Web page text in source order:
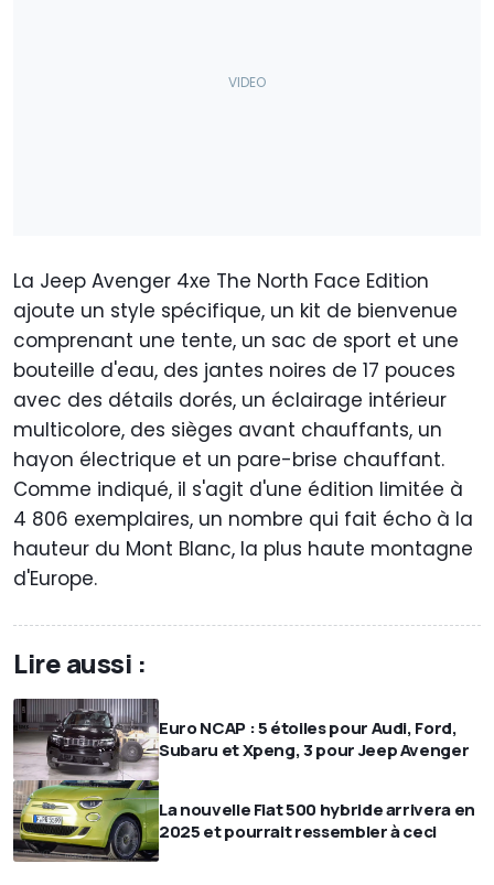
La Jeep Avenger 4xe The North Face Edition
ajoute un style spécifique, un kit de bienvenue
comprenant une tente, un sac de sport et une
bouteille d'eau, des jantes noires de 17 pouces
avec des détails dorés, un éclairage intérieur
multicolore, des sièges avant chauffants, un
hayon électrique et un pare-brise chauffant.
Comme indiqué, il s'agit d'une édition limitée à
4 806 exemplaires, un nombre qui fait écho à la
hauteur du Mont Blanc, la plus haute montagne
d'Europe.
Lire aussi :
Euro NCAP : 5 étoiles pour Audi, Ford,
Subaru et Xpeng, 3 pour Jeep Avenger
La nouvelle Fiat 500 hybride arrivera en
2025 et pourrait ressembler à ceci